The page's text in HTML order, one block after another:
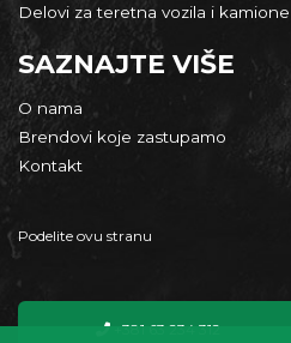
Delovi za teretna vozila i kamione
SAZNAJTE VIŠE
O nama
Brendovi koje zastupamo
Kontakt
Podelite ovu stranu
+381 63 234 312